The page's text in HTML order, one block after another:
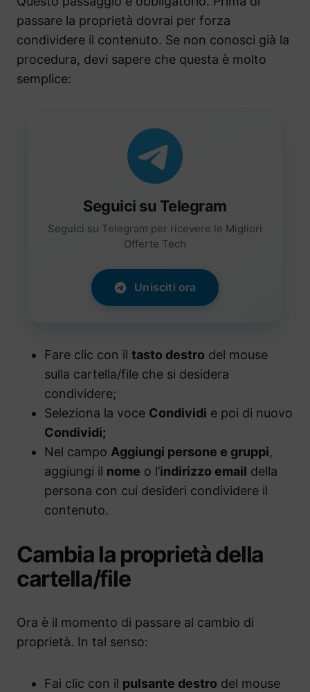
passare la proprietà dovrai per forza
condividere il contenuto. Se non conosci già la
procedura, devi sapere che questa è molto
semplice:
Seguici su Telegram
Seguici su Telegram per ricevere le Migliori
Offerte Tech
Unisciti ora
Fare clic con il tasto destro del mouse
sulla cartella/file che si desidera
condividere;
Seleziona la voce Condividi e poi di nuovo
Condividi;
Nel campo Aggiungi persone e gruppi,
aggiungi il nome o l’indirizzo email della
persona con cui desideri condividere il
contenuto.
Cambia la proprietà della
cartella/file
Ora è il momento di passare al cambio di
proprietà. In tal senso:
Fai clic con il pulsante destro del mouse